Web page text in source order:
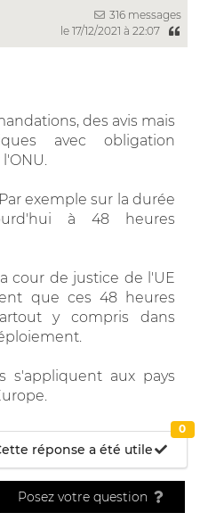
316 messages
le 17/12/2021 à 22:07
des avis mais
avec obligation
exemple sur la durée
à 48 heures
cour de justice de l'UE
que ces 48 heures
y compris dans
s'appliquent aux pays
réponse a été utile
0
Posez votre question